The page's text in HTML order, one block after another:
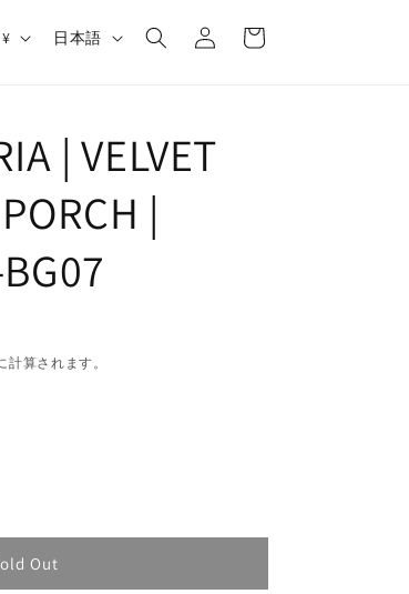
日本 | JPY ¥
言
日本語
グ
イ
ー
| VELVET
|
算されます。
Out